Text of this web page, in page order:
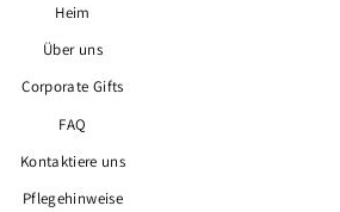
Heim
Über uns
Corporate Gifts
FAQ
Kontaktiere uns
Pflegehinweise